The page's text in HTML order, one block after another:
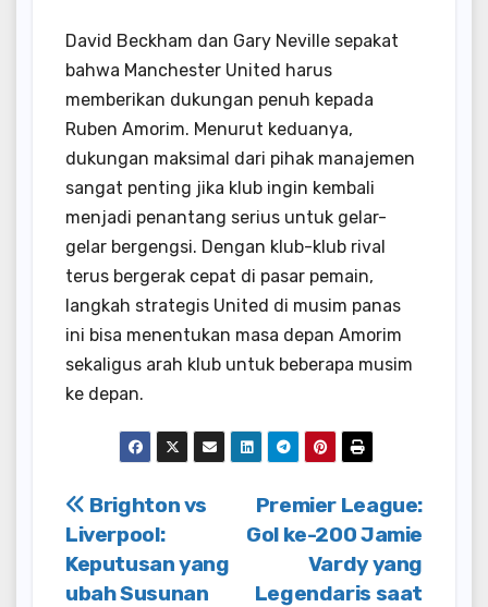
David Beckham dan Gary Neville sepakat
bahwa Manchester United harus
memberikan dukungan penuh kepada
Ruben Amorim. Menurut keduanya,
dukungan maksimal dari pihak manajemen
sangat penting jika klub ingin kembali
menjadi penantang serius untuk gelar-
gelar bergengsi. Dengan klub-klub rival
terus bergerak cepat di pasar pemain,
langkah strategis United di musim panas
ini bisa menentukan masa depan Amorim
sekaligus arah klub untuk beberapa musim
ke depan.
Post
navigation
Premier League:
Gol ke-200 Jamie
Vardy yang
Legendaris saat
Brighton vs
Liverpool:
Keputusan yang
ubah Susunan